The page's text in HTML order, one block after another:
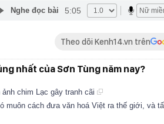
Nghe đọc bài 5:05
Theo dõi Kenh14.vn trên
nhất của Sơn Tùng năm nay?
chim Lạc gây tranh cãi
muôn cách đưa văn hoá Việt ra thế giới, và